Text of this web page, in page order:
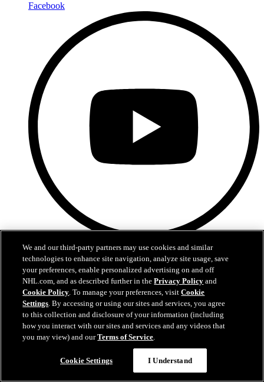
Facebook
YouTube
We and our third-party partners may use cookies and similar
technologies to enhance site navigation, analyze site usage, save
your preferences, enable personalized advertising on and off
NHL.com, and as described further in thePrivacy Policy and
Cookie Policy. To manage your preferences, visitCookie
Settings. By accessing or using our sites and services, you agree
to this collection and disclosure of your information (including
how you interact with our sites and services and any videos that
you may view) and ourTerms of Service.
Cookie Settings I Understand